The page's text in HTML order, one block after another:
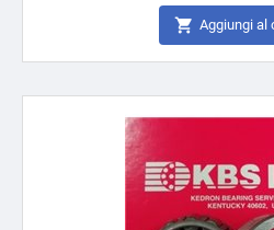
 Aggiungi al